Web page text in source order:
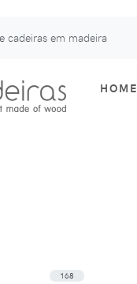
cadeiras em madeira
HOME
168